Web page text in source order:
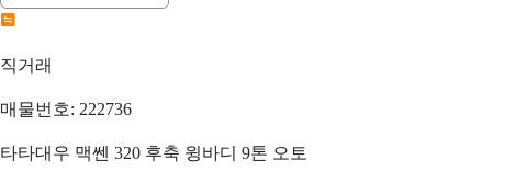
직거래
매물번호: 222736
타타대우 맥쎈 320 후축 윙바디 9톤 오토